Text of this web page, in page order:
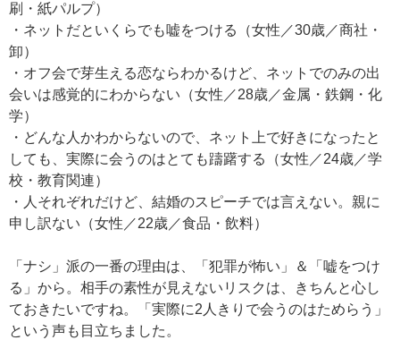
刷・紙パルプ）
・ネットだといくらでも嘘をつける（女性／30歳／商社・
卸）
・オフ会で芽生える恋ならわかるけど、ネットでのみの出
会いは感覚的にわからない（女性／28歳／金属・鉄鋼・化
学）
・どんな人かわからないので、ネット上で好きになったと
しても、実際に会うのはとても躊躇する（女性／24歳／学
校・教育関連）
・人それぞれだけど、結婚のスピーチでは言えない。親に
申し訳ない（女性／22歳／食品・飲料）
「ナシ」派の一番の理由は、「犯罪が怖い」＆「嘘をつけ
る」から。相手の素性が見えないリスクは、きちんと心し
ておきたいですね。「実際に2人きりで会うのはためらう」
という声も目立ちました。